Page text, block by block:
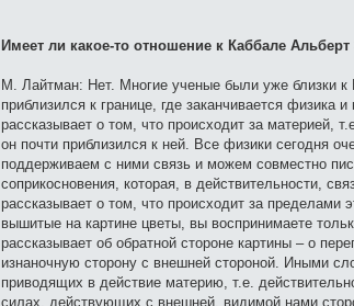
Имеет ли какое-то отношение к Каббале
М. Лайтман: Нет. Многие ученые были уже близки
приблизился к границе, где заканчивается физика
рассказывает о том, что происходит за материей,
он почти приблизился к ней. Все физики сегодня
поддерживаем с ними связь и можем совместно
соприкосновения, которая, в действительности,
рассказывает о том, что происходит за пределами
вышитые на картине цветы, вы воспринимаете
рассказывает об обратной стороне картины – о
изнаночную сторону с внешней стороной. Иными
приводящих в действие материю, т.е.
силах, действующих с внешней, видимой нами